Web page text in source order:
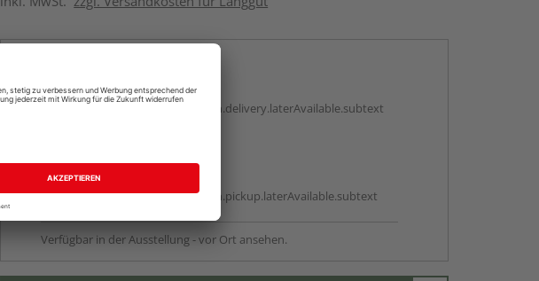
Auf Vorbestellung:
vue.ads.priceMerchantBox.option.delivery.laterAvailable.subtext
Auf Vorbestellung:
vue.ads.priceMerchantBox.option.pickup.laterAvailable.subtext
Verfügbar in der Ausstellung - vor Ort ansehen.